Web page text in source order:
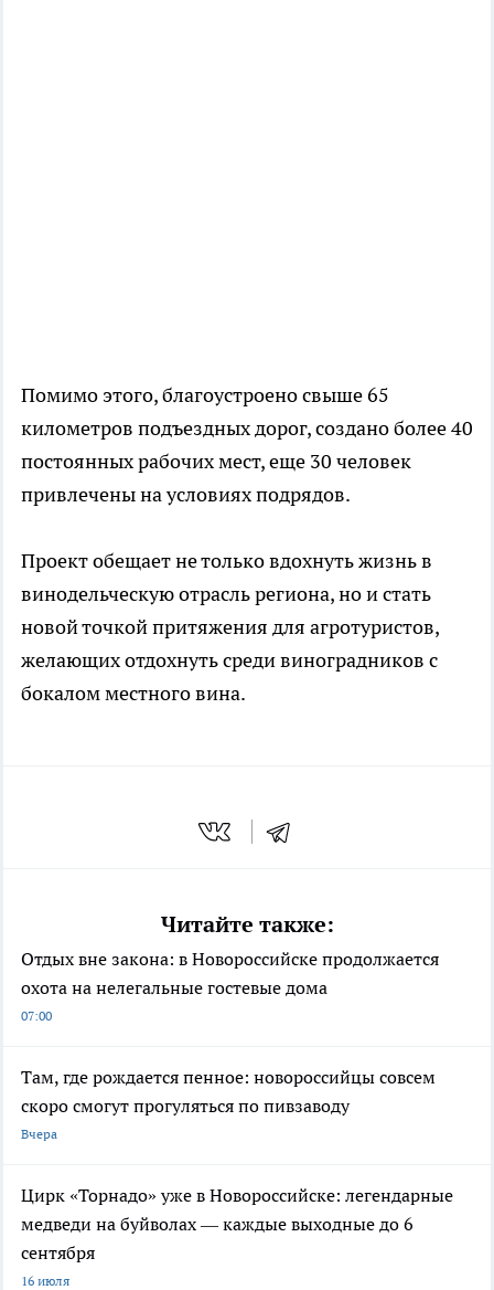
Помимо этого, благоустроено свыше 65
километров подъездных дорог, создано более 40
постоянных рабочих мест, еще 30 человек
привлечены на условиях подрядов.
Проект обещает не только вдохнуть жизнь в
винодельческую отрасль региона, но и стать
новой точкой притяжения для агротуристов,
желающих отдохнуть среди виноградников с
бокалом местного вина.
Читайте также:
Отдых вне закона: в Новороссийске продолжается
охота на нелегальные гостевые дома
07:00
Там, где рождается пенное: новороссийцы совсем
скоро смогут прогуляться по пивзаводу
Вчера
Цирк «Торнадо» уже в Новороссийске: легендарные
медведи на буйволах — каждые выходные до 6
сентября
16 июля